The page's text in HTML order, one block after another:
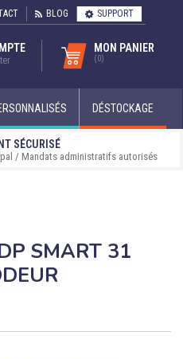
BLOG SUPPORT
MON PANIER
(0)
DÉSTOCKAGE
SÉCURISÉ
/ Mandats administratifs autorisés
SMART 31